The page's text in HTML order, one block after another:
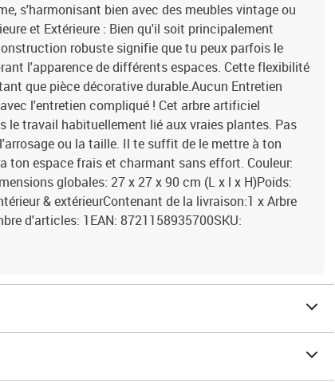
s'harmonisant bien avec des meubles vintage ou
et Extérieure : Bien qu'il soit principalement
robuste signifie que tu peux parfois le
l'apparence de différents espaces. Cette flexibilité
que pièce décorative durable.Aucun Entretien
l'entretien compliqué ! Cet arbre artificiel
le travail habituellement lié aux vraies plantes. Pas
ou la taille. Il te suffit de le mettre à ton
ton espace frais et charmant sans effort. Couleur:
globales: 27 x 27 x 90 cm (L x l x H)Poids:
& extérieurContenant de la livraison:1 x Arbre
d'articles: 1EAN: 8721158935700SKU: